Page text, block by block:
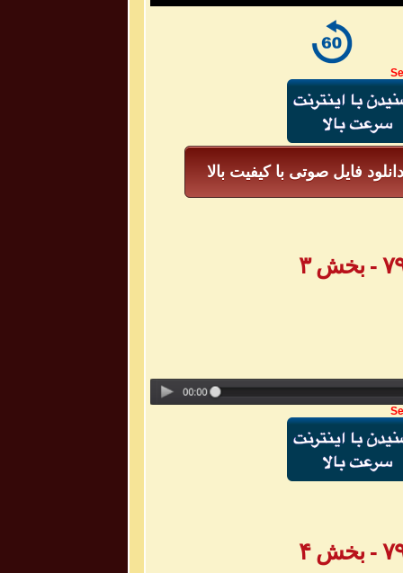
دانلود فایل صوتی با کیفیت بالا